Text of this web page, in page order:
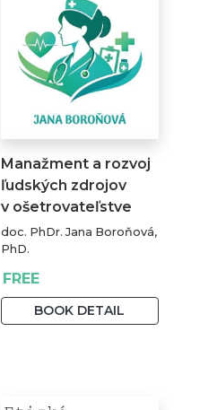
Manažment a rozvoj
ľudských zdrojov
v ošetrovateľstve
doc. PhDr. Jana Boroňová,
PhD.
FREE
BOOK DETAIL